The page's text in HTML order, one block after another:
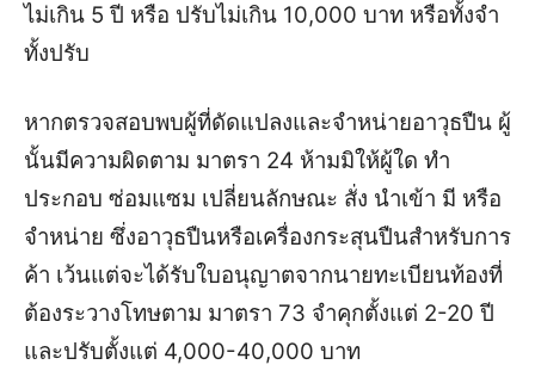
ไม่เกิน 5 ปี หรือ ปรับไม่เกิน 10,000 บาท หรือทั้งจำ
ทั้งปรับ
หากตรวจสอบพบผู้ที่ดัดแปลงและจำหน่ายอาวุธปืน ผู้
นั้นมีความผิดตาม มาตรา 24 ห้ามมิให้ผู้ใด ทำ
ประกอบ ซ่อมแซม เปลี่ยนลักษณะ สั่ง นำเข้า มี หรือ
จำหน่าย ซึ่งอาวุธปืนหรือเครื่องกระสุนปืนสำหรับการ
ค้า เว้นแต่จะได้รับใบอนุญาตจากนายทะเบียนท้องที่
ต้องระวางโทษตาม มาตรา 73 จำคุกตั้งแต่ 2-20 ปี
และปรับตั้งแต่ 4,000-40,000 บาท